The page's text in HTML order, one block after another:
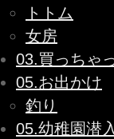
トトム
女房
03.買っちゃ
05.お出かけ
釣り
05.幼稚園潜入